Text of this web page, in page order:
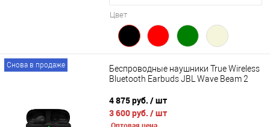
Цвет
Снова в продаже
Беспроводные наушники True Wireless
Bluetooth Earbuds JBL Wave Beam 2
4 875 руб. / шт
3 600 руб. / шт